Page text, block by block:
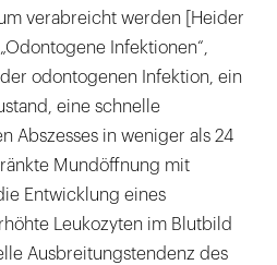
verabreicht werden [Heider
Infektionen“,
odontogenen Infektion, ein
eine schnelle
Abszesses in weniger als 24
Mundöffnung mit
Entwicklung eines
Leukozyten im Blutbild
Ausbreitungstendenz des